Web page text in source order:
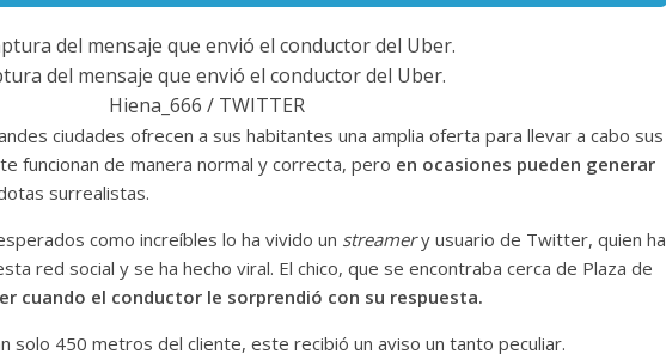
del mensaje que envió el conductor del Uber.
Hiena_666 / TWITTER
ciudades ofrecen a sus habitantes una amplia oferta para llevar a cabo sus
funcionan de manera normal y correcta, pero en ocasiones pueden generar
surrealistas.
como increíbles lo ha vivido un streamery usuario de Twitter, quien ha
red social y se ha hecho viral. El chico, que se encontraba cerca de Plaza de
cuando el conductor le sorprendió con su respuesta.
solo 450 metros del cliente, este recibió un aviso un tanto peculiar.